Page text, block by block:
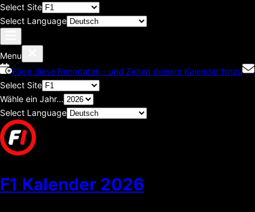
Select Site
Select Language
Menu
Füge diese Renndaten - und Zeiten deinem Kalender hinzu
Select Site
Wähle ein Jahr...
Select Language
F1 Kalender 2026